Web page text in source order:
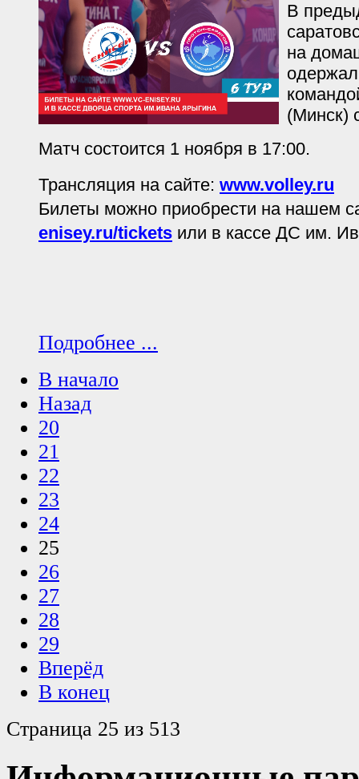
В
на
(Минск)
Матч состоится 1 ноября в 17:00.
Трансляция на сайте: www.volley.ru
Билеты можно приобрести на нашем
enisey.ru/tickets или в кассе ДС им.
Подробнее ...
В начало
Назад
20
21
22
23
24
25
26
27
28
29
Вперёд
В конец
Страница 25 из 513